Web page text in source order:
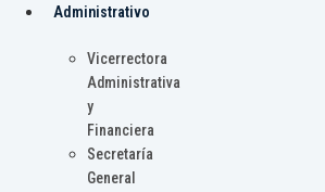
Administrativo
Vicerrectora
Administrativa
y
Financiera
Secretaría
General